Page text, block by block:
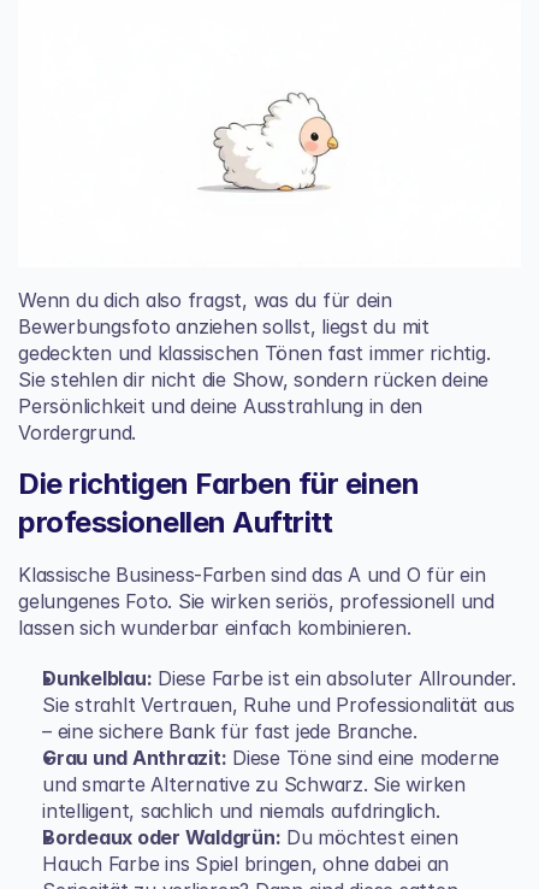
Wenn du dich also fragst, was du für dein
Bewerbungsfoto anziehen sollst, liegst du mit
gedeckten und klassischen Tönen fast immer richtig.
Sie stehlen dir nicht die Show, sondern rücken deine
Persönlichkeit und deine Ausstrahlung in den
Vordergrund.
Die richtigen Farben für einen
professionellen Auftritt
Klassische Business-Farben sind das A und O für ein
gelungenes Foto. Sie wirken seriös, professionell und
lassen sich wunderbar einfach kombinieren.
Dunkelblau: Diese Farbe ist ein absoluter Allrounder.
Sie strahlt Vertrauen, Ruhe und Professionalität aus
– eine sichere Bank für fast jede Branche.
Grau und Anthrazit: Diese Töne sind eine moderne
und smarte Alternative zu Schwarz. Sie wirken
intelligent, sachlich und niemals aufdringlich.
Bordeaux oder Waldgrün: Du möchtest einen
Hauch Farbe ins Spiel bringen, ohne dabei an